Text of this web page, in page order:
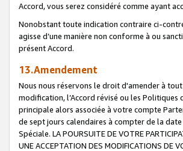
Accord, vous serez considéré comme ayant
Nonobstant toute indication contraire ci-
agisse d’une manière non conforme à ou
présent Accord.
13.Amendement
Nous nous réservons le droit d'amender à
modification, l’Accord révisé ou les Politiques
principale alors associée à votre compte
de sept jours calendaires à compter de la
Spéciale. LA POURSUITE DE VOTRE
UNE ACCEPTATION DES MODIFICATIONS DE